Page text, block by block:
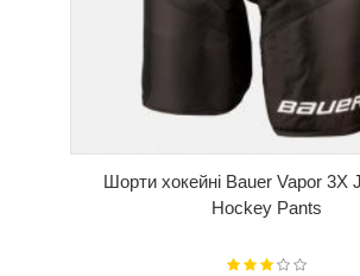
Шорти хокейні Bauer Vapor 3X
Hockey Pants